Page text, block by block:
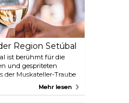
Region Setúbal
ist berühmt für die
und gespriteten
der Muskateller-Traube
Sie Ihre
privaten, geführten
Mehr lesen